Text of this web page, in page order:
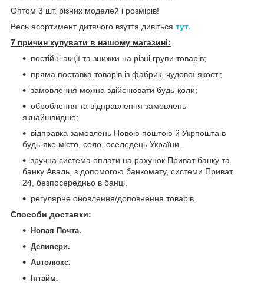
Оптом 3 шт. різних моделей і розмірів!
Весь асортимент дитячого взуття дивіться тут.
7 причин купувати в нашому магазині:
постійні акції та знижки на різні групи товарів;
пряма поставка товарів із фабрик, чудової якості;
замовлення можна здійснювати будь-коли;
оброблення та відправлення замовлень
якнайшвидше;
відправка замовлень Новою поштою й Укрпошта в
будь-яке місто, село, оселедець України.
зручна система оплати на рахунок Приват банку та
банку Аваль, з допомогою банкомату, системи Приват
24, безпосередньо в банці.
регулярне оновлення/доповнення товарів.
Способи доставки:
Новая Почта.
Деливери.
Автолюкс.
Інтайм.